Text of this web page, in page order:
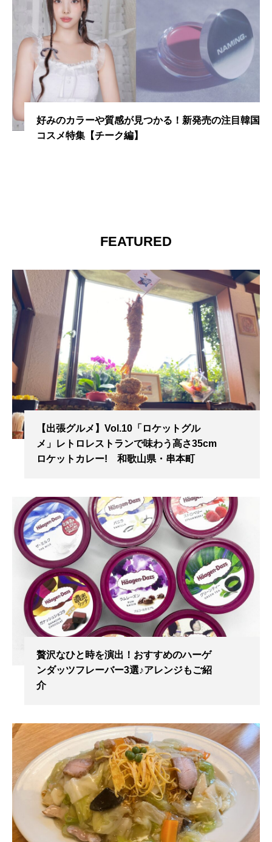
好みのカラーや質感が見つかる！新発売の注目韓国
コスメ特集【チーク編】
FEATURED
【出張グルメ】Vol.10「ロケットグル
メ」レトロレストランで味わう高さ35cm
ロケットカレー! 和歌山県・串本町
贅沢なひと時を演出！おすすめのハーゲ
ンダッツフレーバー3選♪アレンジもご紹
介